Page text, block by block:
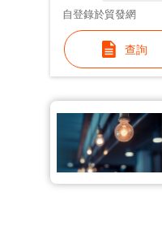
自登錄於貿發網
查詢